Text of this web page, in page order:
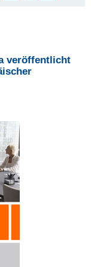
veröffentlicht